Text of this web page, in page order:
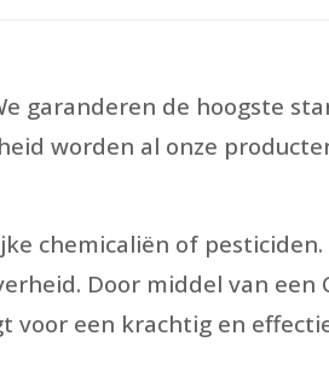
garanderen de hoogste
worden al onze
chemicaliën of
Door middel van een
voor een krachtig en